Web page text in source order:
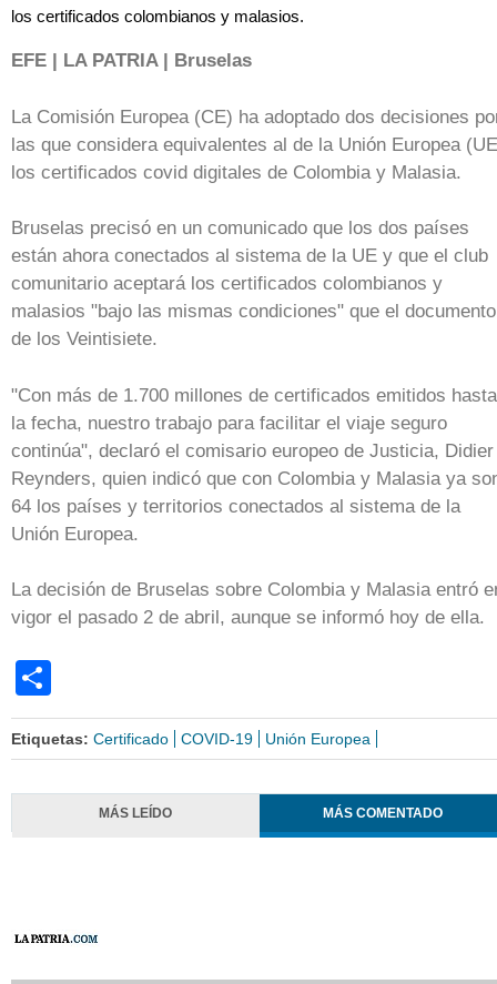
los certificados colombianos y malasios.
EFE | LA PATRIA | Bruselas
La Comisión Europea (CE) ha adoptado dos decisiones
las que considera equivalentes al de la Unión Europea
los certificados covid digitales de Colombia y Malasia.
Bruselas precisó en un comunicado que los dos países
están ahora conectados al sistema de la UE y que el club
comunitario aceptará los certificados colombianos y
malasios "bajo las mismas condiciones" que el documento
de los Veintisiete.
"Con más de 1.700 millones de certificados emitidos hasta
la fecha, nuestro trabajo para facilitar el viaje seguro
continúa", declaró el comisario europeo de Justicia, Didier
Reynders, quien indicó que con Colombia y Malasia ya
64 los países y territorios conectados al sistema de la
Unión Europea.
La decisión de Bruselas sobre Colombia y Malasia entró
vigor el pasado 2 de abril, aunque se informó hoy de ella.
Etiquetas: Certificado COVID-19 Unión Europea
MÁS LEÍDO MÁS COMENTADO